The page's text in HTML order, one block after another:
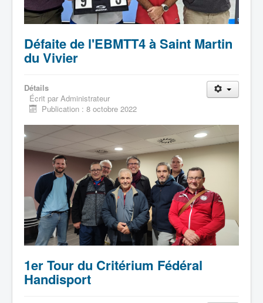
Défaite de l'EBMTT4 à Saint Martin
du Vivier
Détails
Écrit par Administrateur
Publication : 8 octobre 2022
1er Tour du Critérium Fédéral
Handisport